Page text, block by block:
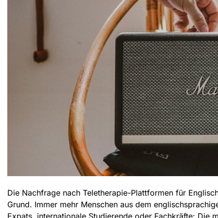
Die Nachfrage nach Teletherapie-Plattformen für
Grund. Immer mehr Menschen aus dem